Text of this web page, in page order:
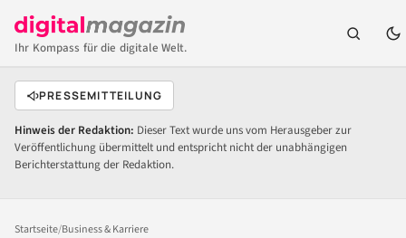
Ihr Kompass für die digitale Welt.
PRESSEMITTEILUNG
Hinweis der Redaktion: Dieser Text wurde uns vom Herausgeber zur
Veröffentlichung übermittelt und entspricht nicht der unabhängigen
Berichterstattung der Redaktion.
Startseite/Business & Karriere